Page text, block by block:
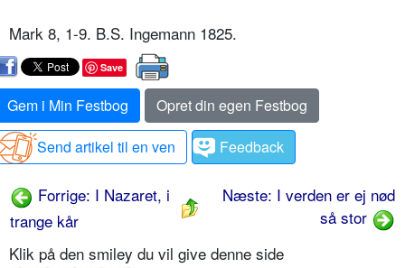
Mark 8, 1-9. B.S. Ingemann 1825.
Save
Gem i Min Festbog
Opret din egen Festbog
Send artikel til en ven
Feedback
Forrige: I Nazaret, i
trange kår
Næste: I verden er ej nød
så stor
Klik på den smiley du vil give denne side